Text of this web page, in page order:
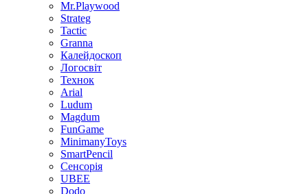
Mr.Playwood
Strateg
Tactic
Granna
Калейдоскоп
Логосвіт
Технок
Arial
Ludum
Magdum
FunGame
MinimanyToys
SmartPencil
Сенсорія
UBEE
Dodo